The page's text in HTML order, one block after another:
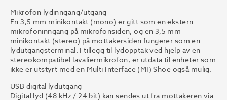
Mikrofon lydinngang/utgang
En 3,5 mm minikontakt (mono) er gitt som en ekstern
mikrofoninngang på mikrofonsiden, og en 3,5 mm
minikontakt (stereo) på mottakersiden fungerer som en
lydutgangsterminal. I tillegg til lydopptak ved hjelp av en
stereokompatibel lavaliermikrofon, er utdata til enheter som
ikke er utstyrt med en Multi Interface (MI) Shoe også mulig.
USB digital lydutgang
Digital lyd (48 kHz / 24 bit) kan sendes ut fra mottakeren via